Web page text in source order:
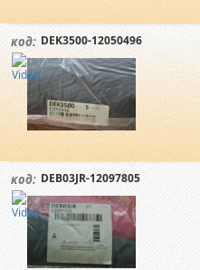
код: DEK3500-12050496
код: DEB03JR-12097805